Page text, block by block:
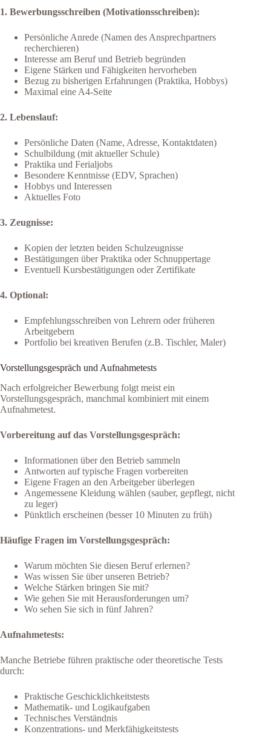
1. Bewerbungsschreiben (Motivationsschreiben):
Persönliche Anrede (Namen des Ansprechpartners
recherchieren)
Interesse am Beruf und Betrieb begründen
Eigene Stärken und Fähigkeiten hervorheben
Bezug zu bisherigen Erfahrungen (Praktika, Hobbys)
Maximal eine A4-Seite
2. Lebenslauf:
Persönliche Daten (Name, Adresse, Kontaktdaten)
Schulbildung (mit aktueller Schule)
Praktika und Ferialjobs
Besondere Kenntnisse (EDV, Sprachen)
Hobbys und Interessen
Aktuelles Foto
3. Zeugnisse:
Kopien der letzten beiden Schulzeugnisse
Bestätigungen über Praktika oder Schnuppertage
Eventuell Kursbestätigungen oder Zertifikate
4. Optional:
Empfehlungsschreiben von Lehrern oder früheren
Arbeitgebern
Portfolio bei kreativen Berufen (z.B. Tischler, Maler)
Vorstellungsgespräch und Aufnahmetests
Nach erfolgreicher Bewerbung folgt meist ein
Vorstellungsgespräch, manchmal kombiniert mit einem
Aufnahmetest.
Vorbereitung auf das Vorstellungsgespräch:
Informationen über den Betrieb sammeln
Antworten auf typische Fragen vorbereiten
Eigene Fragen an den Arbeitgeber überlegen
Angemessene Kleidung wählen (sauber, gepflegt, nicht
zu leger)
Pünktlich erscheinen (besser 10 Minuten zu früh)
Häufige Fragen im Vorstellungsgespräch:
Warum möchten Sie diesen Beruf erlernen?
Was wissen Sie über unseren Betrieb?
Welche Stärken bringen Sie mit?
Wie gehen Sie mit Herausforderungen um?
Wo sehen Sie sich in fünf Jahren?
Aufnahmetests:
Manche Betriebe führen praktische oder theoretische Tests
durch:
Praktische Geschicklichkeitstests
Mathematik- und Logikaufgaben
Technisches Verständnis
Konzentrations- und Merkfähigkeitstests